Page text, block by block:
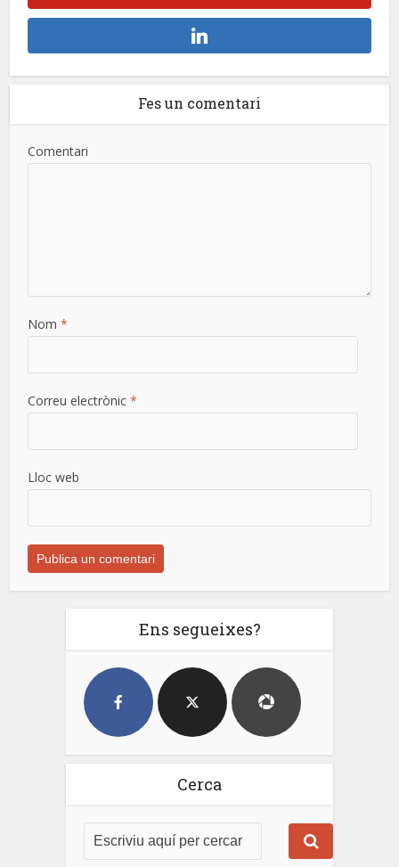
Fes un comentari
Comentari
Nom*
Correu electrònic*
Lloc web
Ens segueixes?
Cerca